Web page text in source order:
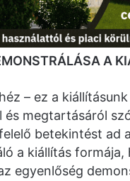
A
– ez a
és megtartásáról
betekintést ad
a kiállítás
egyenlőség